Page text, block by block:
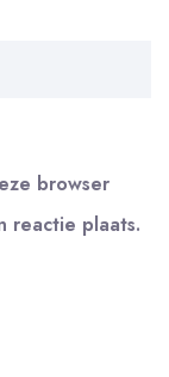
browser
reactie plaats.